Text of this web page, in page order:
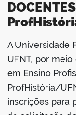
A Universidade
UFNT, por
em Ensino
ProfHistória/
inscrições para